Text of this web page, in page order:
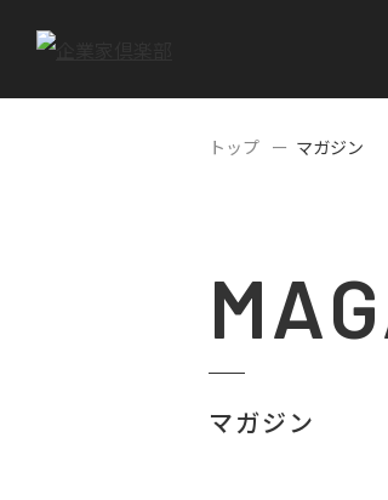
トップ マガジン
マガジン